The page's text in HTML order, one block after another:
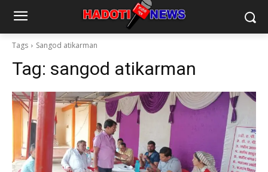
Tags Sangod atikarman
Tag: sangod atikarman